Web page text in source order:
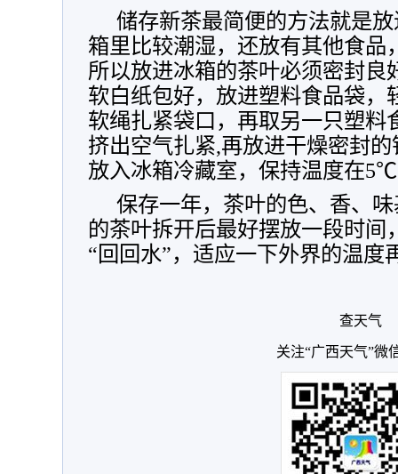
储存新茶最简便的方法就是
箱里比较潮湿，还放有其他食品
所以放进冰箱的茶叶必须密封良
软白纸包好，放进塑料食品袋，
软绳扎紧袋口，再取另一只塑料
挤出空气扎紧,再放进干燥密封
放入冰箱冷藏室，保持温度在
保存一年，茶叶的色、香、
的茶叶拆开后最好摆放一段时间
“回回水”，适应一下外界的温度
查天气
关注“广西天气”微